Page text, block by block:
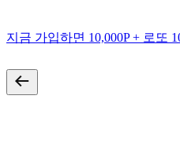
지금 가입하면 10,000P + 로또